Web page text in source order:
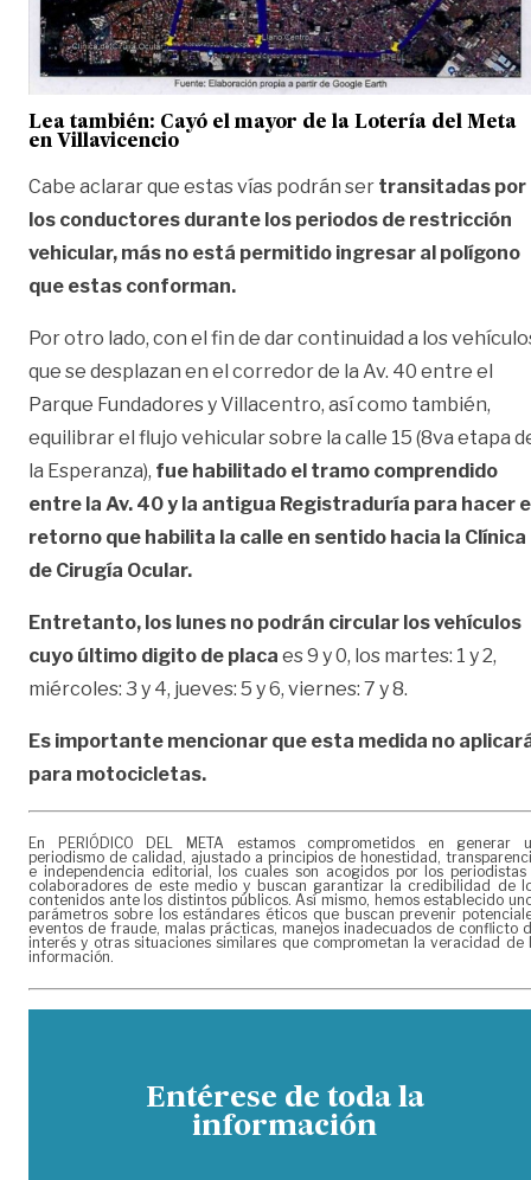
Lea también: Cayó el mayor de la Lotería del Meta
en Villavicencio
Cabe aclarar que estas vías podrán ser transitadas por
los conductores durante los periodos de restricción
vehicular, más no está permitido ingresar al polígono
que estas conforman.
Por otro lado, con el fin de dar continuidad a los
que se desplazan en el corredor de la Av. 40 entre el
Parque Fundadores y Villacentro, así como también,
equilibrar el flujo vehicular sobre la calle 15 (8va etapa
la Esperanza), fue habilitado el tramo comprendido
entre la Av. 40 y la antigua Registraduría para hacer
retorno que habilita la calle en sentido hacia la Clínica
de Cirugía Ocular.
Entretanto, los lunes no podrán circular los vehículos
cuyo último digito de placa es 9 y 0, los martes: 1 y 2,
miércoles: 3 y 4, jueves: 5 y 6, viernes: 7 y 8.
Es importante mencionar que esta medida no
para motocicletas.
En PERIÓDICO DEL META estamos comprometidos en generar
periodismo de calidad, ajustado a principios de honestidad,
e independencia editorial, los cuales son acogidos por los periodistas
colaboradores de este medio y buscan garantizar la credibilidad de
contenidos ante los distintos públicos. Así mismo, hemos establecido
parámetros sobre los estándares éticos que buscan prevenir
eventos de fraude, malas prácticas, manejos inadecuados de conflicto
interés y otras situaciones similares que comprometan la veracidad de
información.
Entérese de toda la
información